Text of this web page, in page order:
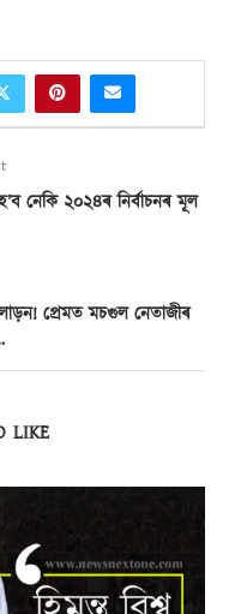
নেকি ২০২৪ৰ নিৰ্বাচনৰ মূল
প্ৰেমত মচগুল নেতাজীৰ
LIKE